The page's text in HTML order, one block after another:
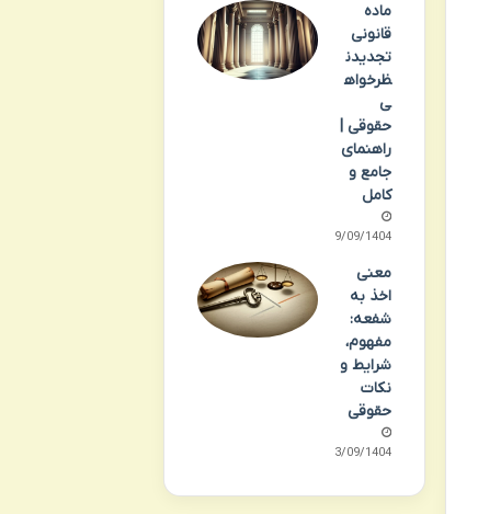
ماده
قانونی
تجدیدن
ظرخواه
ی
حقوقی |
راهنمای
جامع و
کامل
29/09/1404
معنی
اخذ به
شفعه:
مفهوم،
شرایط و
نکات
حقوقی
23/09/1404